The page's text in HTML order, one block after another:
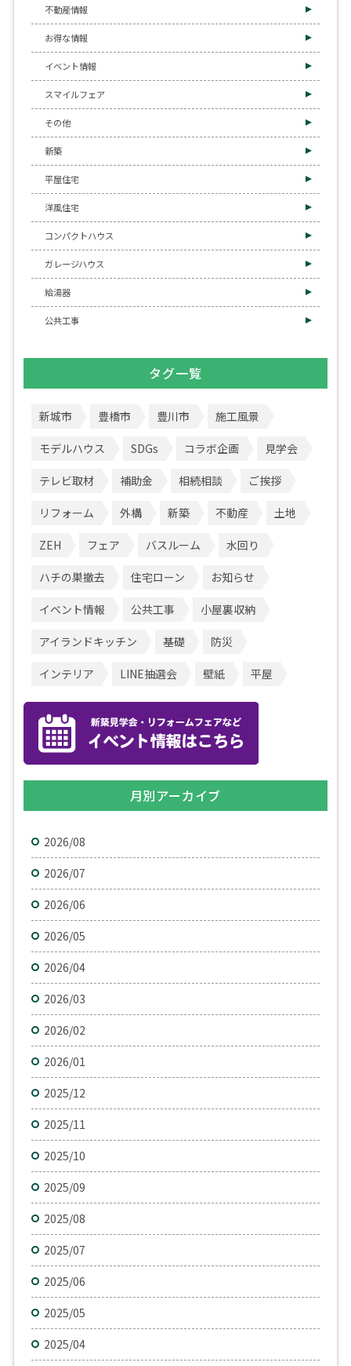
不動産情報
お得な情報
イベント情報
スマイルフェア
その他
新築
平屋住宅
洋風住宅
コンパクトハウス
ガレージハウス
給湯器
公共工事
タグ一覧
新城市 豊橋市 豊川市 施工風景
モデルハウス SDGs コラボ企画 見学会
テレビ取材 補助金 相続相談 ご挨拶
リフォーム 外構 新築 不動産 土地
ZEH フェア バスルーム 水回り
ハチの巣撤去 住宅ローン お知らせ
イベント情報 公共工事 小屋裏収納
アイランドキッチン 基礎 防災
インテリア LINE抽選会 壁紙 平屋
月別アーカイブ
2026/08
2026/07
2026/06
2026/05
2026/04
2026/03
2026/02
2026/01
2025/12
2025/11
2025/10
2025/09
2025/08
2025/07
2025/06
2025/05
2025/04